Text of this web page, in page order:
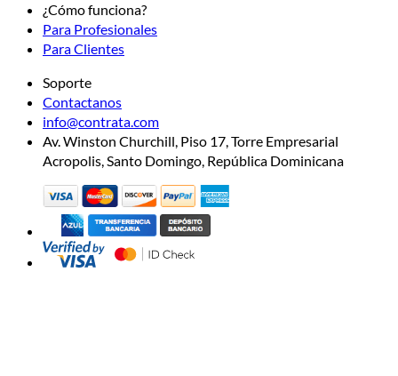
¿Cómo funciona?
Para Profesionales
Para Clientes
Soporte
Contactanos
info@contrata.com
Av. Winston Churchill, Piso 17, Torre Empresarial
Acropolis, Santo Domingo, República Dominicana